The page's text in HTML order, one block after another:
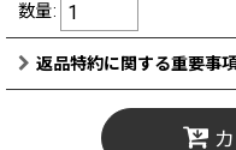
数量:
返品特約に関する重要事